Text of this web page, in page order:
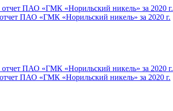
отчет ПАО «ГМК «Норильский никель» за 2020 г.
ПАО «ГМК «Норильский никель» за 2020 г.
отчет ПАО «ГМК «Норильский никель» за 2020 г.
ПАО «ГМК «Норильский никель» за 2020 г.